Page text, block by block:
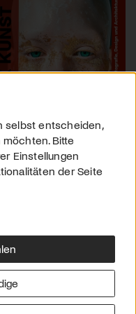
Impressum
selbst entscheiden,
Bitte
Einstellungen
der Seite